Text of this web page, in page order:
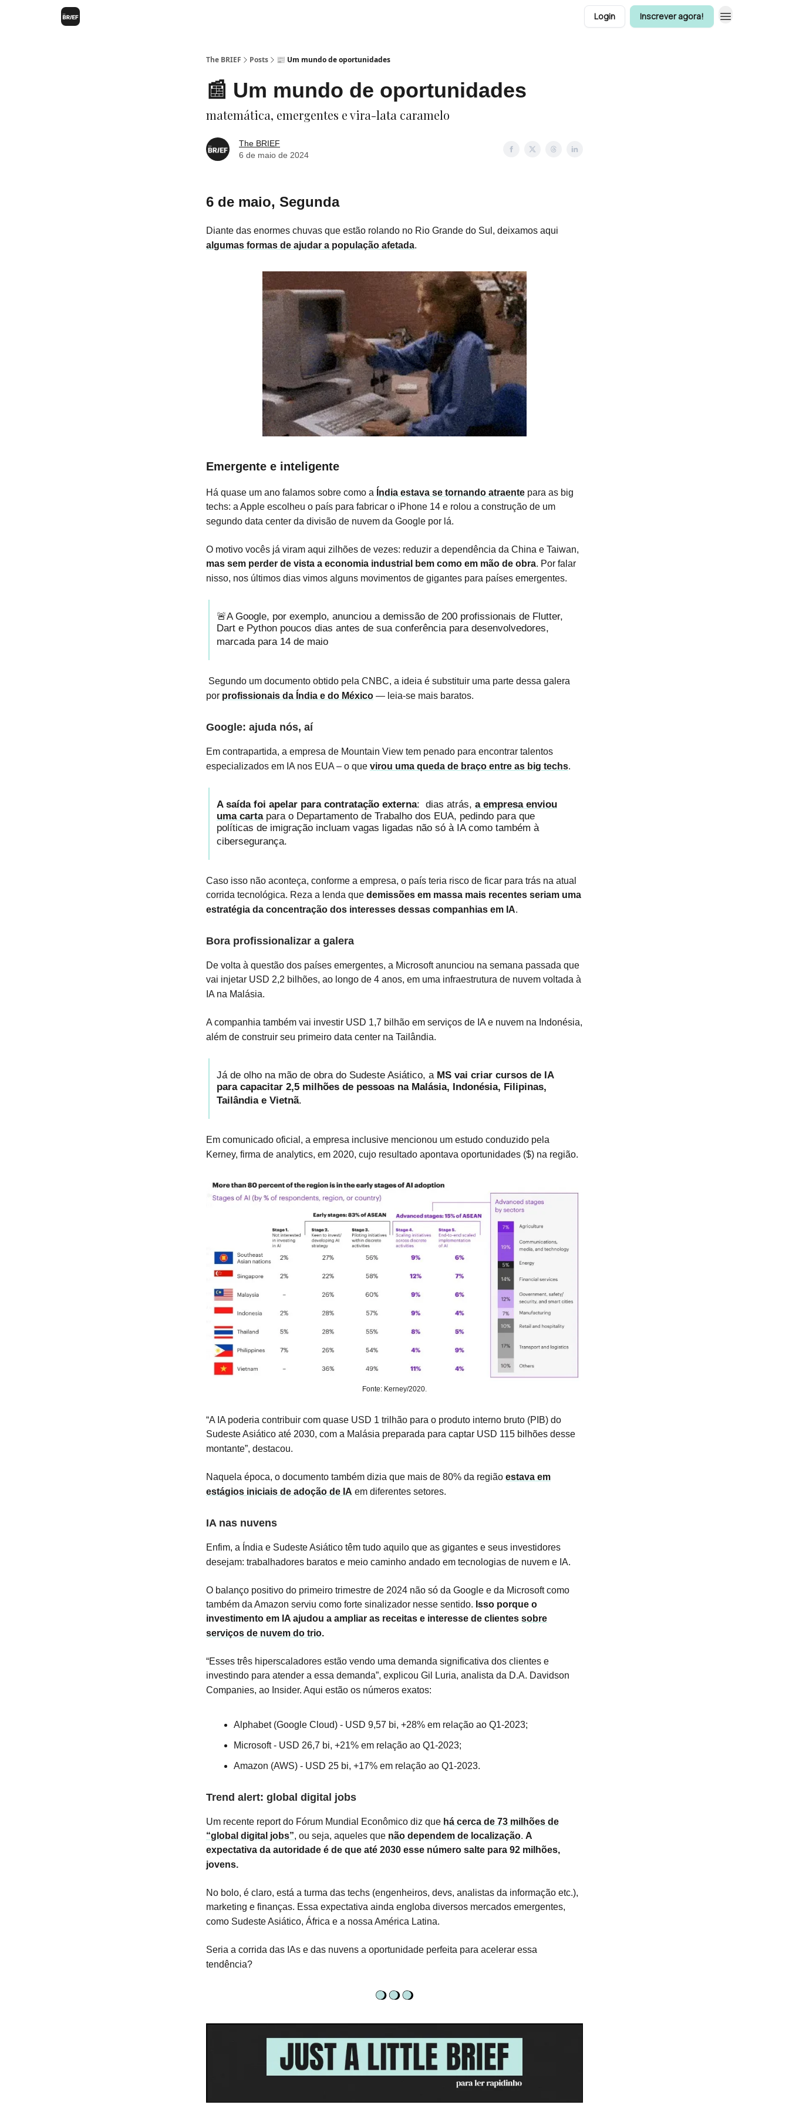
Login Inscrever agora!
The BRIEF Posts 📰 Um mundo de oportunidades
📰 Um mundo de oportunidades
matemática, emergentes e vira-lata caramelo
The BRIEF
6 de maio de 2024
6 de maio, Segunda
Diante das enormes chuvas que estão rolando no Rio Grande do Sul, deixamos aqui
algumas formas de ajudar a população afetada.
Emergente e inteligente
Há quase um ano falamos sobre como a Índia estava se tornando atraente para as big
techs: a Apple escolheu o país para fabricar o iPhone 14 e rolou a construção de um
segundo data center da divisão de nuvem da Google por lá.
O motivo vocês já viram aqui zilhões de vezes: reduzir a dependência da China e Taiwan,
mas sem perder de vista a economia industrial bem como em mão de obra. Por falar
nisso, nos últimos dias vimos alguns movimentos de gigantes para países emergentes.
🚨A Google, por exemplo, anunciou a demissão de 200 profissionais de Flutter,
Dart e Python poucos dias antes de sua conferência para desenvolvedores,
marcada para 14 de maio
Segundo um documento obtido pela CNBC, a ideia é substituir uma parte dessa galera
por profissionais da Índia e do México — leia-se mais baratos.
Google: ajuda nós, aí
Em contrapartida, a empresa de Mountain View tem penado para encontrar talentos
especializados em IA nos EUA – o que virou uma queda de braço entre as big techs.
A saída foi apelar para contratação externa: dias atrás, a empresa enviou
uma cartapara o Departamento de Trabalho dos EUA, pedindo para que
políticas de imigração incluam vagas ligadas não só à IA como também à
cibersegurança.
Caso isso não aconteça, conforme a empresa, o país teria risco de ficar para trás na atual
corrida tecnológica. Reza a lenda que demissões em massa mais recentes seriam uma
estratégia da concentração dos interesses dessas companhias em IA.
Bora profissionalizar a galera
De volta à questão dos países emergentes, a Microsoft anunciou na semana passada que
vai injetar USD 2,2 bilhões, ao longo de 4 anos, em uma infraestrutura de nuvem voltada à
IA na Malásia.
A companhia também vai investir USD 1,7 bilhão em serviços de IA e nuvem na Indonésia,
além de construir seu primeiro data center na Tailândia.
Já de olho na mão de obra do Sudeste Asiático, aMS vai criar cursos de IA
para capacitar 2,5 milhões de pessoas na Malásia, Indonésia, Filipinas,
Tailândia e Vietnã.
Em comunicado oficial, a empresa inclusive mencionou um estudo conduzido pela
Kerney, firma de analytics, em 2020, cujo resultado apontava oportunidades ($) na região.
Fonte: Kerney/2020.
“A IA poderia contribuir com quase USD 1 trilhão para o produto interno bruto (PIB) do
Sudeste Asiático até 2030, com a Malásia preparada para captar USD 115 bilhões desse
montante”, destacou.
Naquela época, o documento também dizia que mais de 80% da região estava em
estágios iniciais de adoção de IA em diferentes setores.
IA nas nuvens
Enfim, a Índia e Sudeste Asiático têm tudo aquilo que as gigantes e seus investidores
desejam: trabalhadores baratos e meio caminho andado em tecnologias de nuvem e IA.
O balanço positivo do primeiro trimestre de 2024 não só da Google e da Microsoft como
também da Amazon serviu como forte sinalizador nesse sentido. Isso porque o
investimento em IA ajudou a ampliar as receitas e interesse de clientes sobre
serviços de nuvem do trio.
“Esses três hiperscaladores estão vendo uma demanda significativa dos clientes e
investindo para atender a essa demanda”, explicou Gil Luria, analista da D.A. Davidson
Companies, ao Insider. Aqui estão os números exatos:
Alphabet (Google Cloud) - USD 9,57 bi, +28% em relação ao Q1-2023;
Microsoft - USD 26,7 bi, +21% em relação ao Q1-2023;
Amazon (AWS) - USD 25 bi, +17% em relação ao Q1-2023.
Trend alert: global digital jobs
Um recente report do Fórum Mundial Econômico diz que há cerca de 73 milhões de
“global digital jobs”, ou seja, aqueles que não dependem de localização. A
expectativa da autoridade é de que até 2030 esse número salte para 92 milhões,
jovens.
No bolo, é claro, está a turma das techs (engenheiros, devs, analistas da informação etc.),
marketing e finanças. Essa expectativa ainda engloba diversos mercados emergentes,
como Sudeste Asiático, África e a nossa América Latina.
Seria a corrida das IAs e das nuvens a oportunidade perfeita para acelerar essa
tendência?